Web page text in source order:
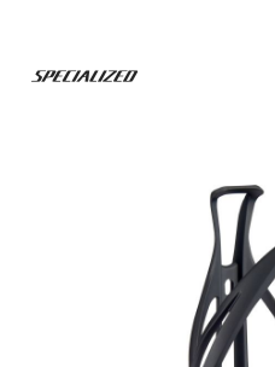
Bildergalerie überspringen